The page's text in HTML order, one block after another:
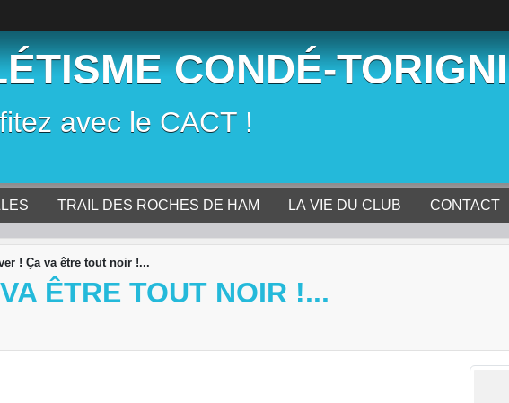
CONDÉ-TORIGNI
avec le CACT !
TRAIL DES ROCHES DE HAM LA VIE DU CLUB CONTACT
! Ça va être tout noir !...
ÊTRE TOUT NOIR !...